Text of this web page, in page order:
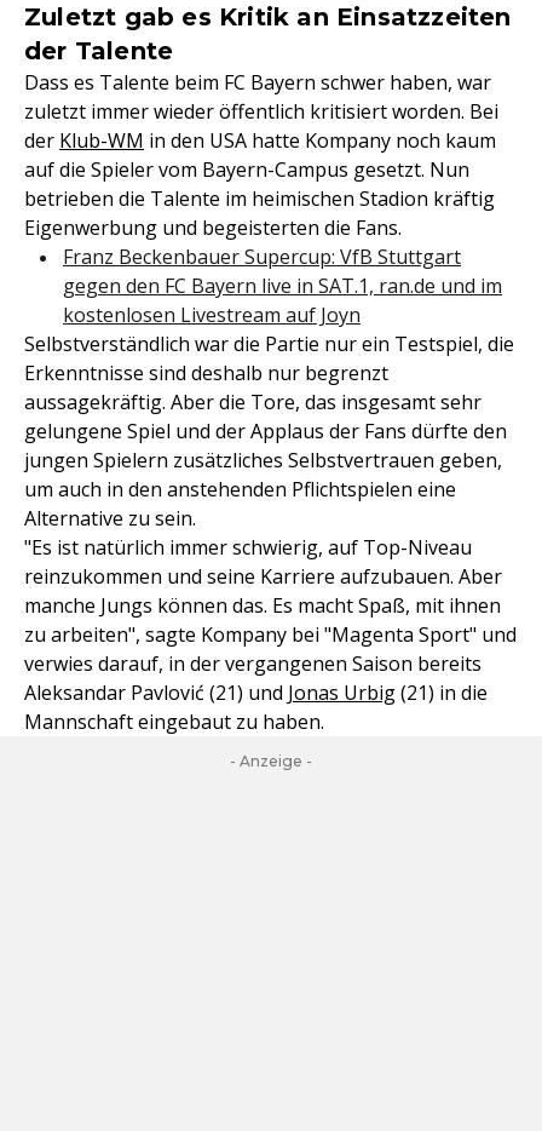
Zuletzt gab es Kritik an Einsatzzeiten
der Talente
Dass es Talente beim FC Bayern schwer haben, war
zuletzt immer wieder öffentlich kritisiert worden. Bei
der Klub-WM in den USA hatte Kompany noch kaum
auf die Spieler vom Bayern-Campus gesetzt. Nun
betrieben die Talente im heimischen Stadion kräftig
Eigenwerbung und begeisterten die Fans.
Franz Beckenbauer Supercup: VfB Stuttgart
gegen den FC Bayern live in SAT.1, ran.de und im
kostenlosen Livestream auf Joyn
Selbstverständlich war die Partie nur ein Testspiel, die
Erkenntnisse sind deshalb nur begrenzt
aussagekräftig. Aber die Tore, das insgesamt sehr
gelungene Spiel und der Applaus der Fans dürfte den
jungen Spielern zusätzliches Selbstvertrauen geben,
um auch in den anstehenden Pflichtspielen eine
Alternative zu sein.
"Es ist natürlich immer schwierig, auf Top-Niveau
reinzukommen und seine Karriere aufzubauen. Aber
manche Jungs können das. Es macht Spaß, mit ihnen
zu arbeiten", sagte Kompany bei "Magenta Sport" und
verwies darauf, in der vergangenen Saison bereits
Aleksandar Pavlović (21) und Jonas Urbig(21) in die
Mannschaft eingebaut zu haben.
- Anzeige -